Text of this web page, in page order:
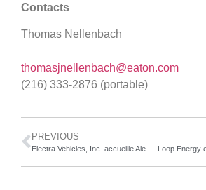
Contacts
Thomas Nellenbach
thomasjnellenbach@eaton.com
(216) 333-2876 (portable)
PREVIOUS